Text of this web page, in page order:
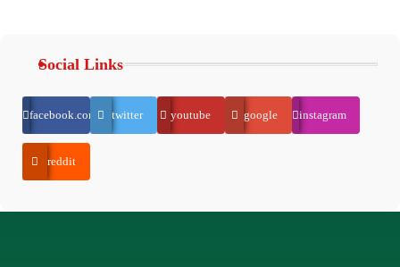
Social Links
facebook.com twitter youtube google instagram
reddit